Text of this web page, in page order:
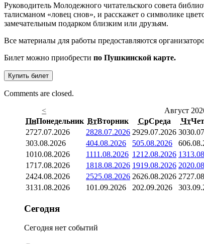
Руководитель Молодежного читательского совета
талисманом «ловец снов», и расскажет о символике
замечательным подарком близким или друзьям.
Все материалы для работы предоставляются
Билет можно приобрести по Пушкинской карте.
Купить билет
Comments are closed.
<
Август
ПнПонедельник ВтВторник СрСреда Чт
2727.07.2026 2828.07.2026 2929.07.2026 30
303.08.2026 404.08.2026 505.08.2026 6
1010.08.2026 1111.08.2026 1212.08.2026 13
1717.08.2026 1818.08.2026 1919.08.2026 20
2424.08.2026 2525.08.2026 2626.08.2026 27
3131.08.2026 101.09.2026 202.09.2026 3
Сегодня
Сегодня нет событий